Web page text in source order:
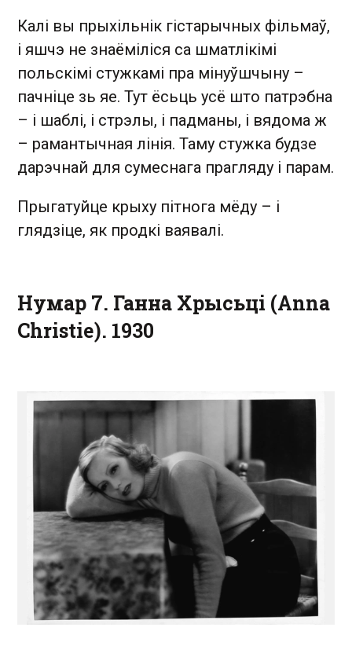
Калі вы прыхільнік гістарычных фільмаў,
і яшчэ не знаёміліся са шматлікімі
польскімі стужкамі пра мінуўшчыну –
пачніце зь яе. Тут ёсьць усё што патрэбна
– і шаблі, і стрэлы, і падманы, і вядома ж
– рамантычная лінія. Таму стужка будзе
дарэчнай для сумеснага прагляду і парам.
Прыгатуйце крыху пітнога мёду – і
глядзіце, як продкі ваявалі.
Нумар 7. Ганна Хрысьці (Anna
Christie). 1930